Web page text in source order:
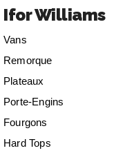
Ifor Williams
Vans
Remorque
Plateaux
Porte-Engins
Fourgons
Hard Tops